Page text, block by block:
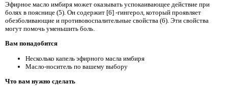
Эфирное масло имбиря может оказывать успокаивающее действие при
болях в пояснице (5). Он содержит [6] -гингерол, который проявляет
обезболивающие и противовоспалительные свойства (6). Эти свойства
могут помочь уменьшить боль.
Вам понадобится
Несколько капель эфирного масла имбиря
Масло-носитель по вашему выбору
Что вам нужно сделать